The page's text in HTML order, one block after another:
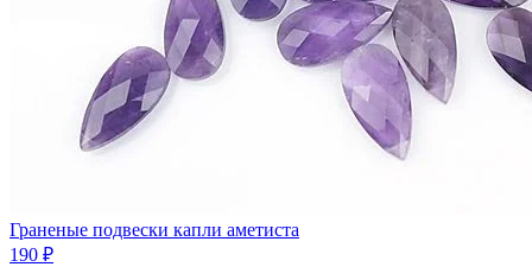
Граненые подвески капли аметиста
190 ₽